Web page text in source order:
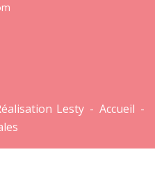
Lesty - Accueil -